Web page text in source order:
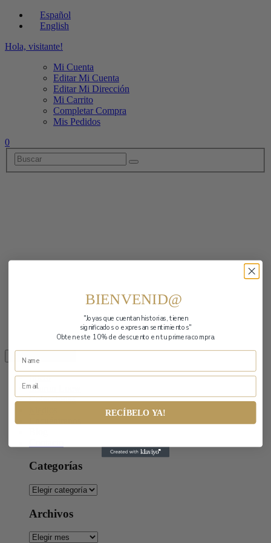
Español
English
Hola, visitante!
Mi Cuenta
Editar Mi Cuenta
Editar Mi Dirección
Mi Carrito
Completar Compra
Mis Pedidos
0
Toggle navigation
Inicio
Sharon Loew
Colecciones
Categorías
Categorías
Archivos
Archivos
BIENVENID@
"Joyas que cuentan historias,tienen
significados o expresan sentimientos"
Obten este 10% de descuento en tu primera compra.
RECÍBELO YA!